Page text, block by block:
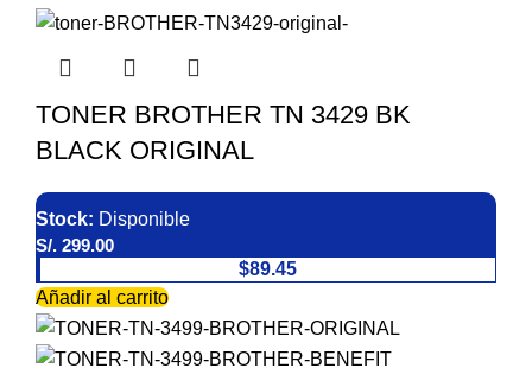
TONER BROTHER TN 3429 BK
BLACK ORIGINAL
Stock: Disponible
S/. 299.00
$89.45
Añadir al carrito